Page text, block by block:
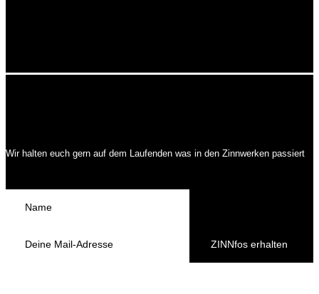
Wir halten euch gern auf dem Laufenden was in den Zinnwerken passiert
ZINNfos erhalten